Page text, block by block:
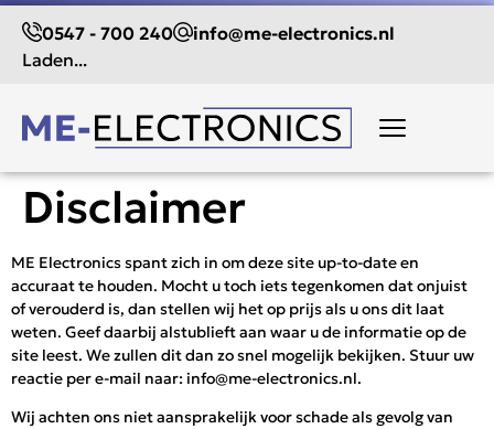
0547 - 700 240
info@me-electronics.nl
Laden...
Disclaimer
ME Electronics spant zich in om deze site up-to-date en
accuraat te houden. Mocht u toch iets tegenkomen dat onjuist
of verouderd is, dan stellen wij het op prijs als u ons dit laat
weten. Geef daarbij alstublieft aan waar u de informatie op de
site leest. We zullen dit dan zo snel mogelijk bekijken. Stuur uw
reactie per e-mail naar: info@me-electronics.nl.
Wij achten ons niet aansprakelijk voor schade als gevolg van